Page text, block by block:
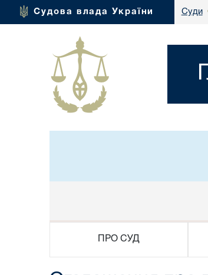
Судова влада України Суди
ПРО СУД